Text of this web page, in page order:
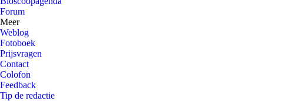
Forum
Meer
Weblog
Fotoboek
Prijsvragen
Contact
Colofon
Feedback
Tip de redactie